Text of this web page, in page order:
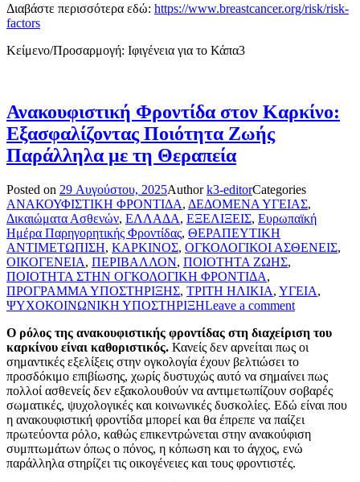
Διαβάστε περισσότερα εδώ: https://www.breastcancer.org/risk/risk-
factors
Κείμενο/Προσαρμογή: Ιφιγένεια για το Κάπα3
Ανακουφιστική Φροντίδα στον Καρκίνο:
Εξασφαλίζοντας Ποιότητα Ζωής
Παράλληλα με τη Θεραπεία
Posted on 29 Αυγούστου, 2025Authork3-editorCategories
ΑΝΑΚΟΥΦΙΣΤΙΚΗ ΦΡΟΝΤΙΔΑ, ΔΕΔΟΜΕΝΑ ΥΓΕΙΑΣ,
Δικαιώματα Ασθενών, ΕΛΛΑΔΑ, ΕΞΕΛΙΞΕΙΣ, Ευρωπαϊκή
Ημέρα Παρηγορητικής Φροντίδας, ΘΕΡΑΠΕΥΤΙΚΗ
ΑΝΤΙΜΕΤΩΠΙΣΗ, ΚΑΡΚΙΝΟΣ, ΟΓΚΟΛΟΓΙΚΟΙ ΑΣΘΕΝΕΙΣ,
ΟΙΚΟΓΕΝΕΙΑ, ΠΕΡΙΒΑΛΛΟΝ, ΠΟΙΟΤΗΤΑ ΖΩΗΣ,
ΠΟΙΟΤΗΤΑ ΣΤΗΝ ΟΓΚΟΛΟΓΙΚΗ ΦΡΟΝΤΙΔΑ,
ΠΡΟΓΡΑΜΜΑ ΥΠΟΣΤΗΡΙΞΗΣ, ΤΡΙΤΗ ΗΛΙΚΙΑ, ΥΓΕΙΑ,
ΨΥΧΟΚΟΙΝΩΝΙΚΗ ΥΠΟΣΤΗΡΙΞΗLeave a comment
Ο ρόλος της ανακουφιστικής φροντίδας στη διαχείριση του
καρκίνου είναι καθοριστικός. Κανείς δεν αρνείται πως οι
σημαντικές εξελίξεις στην ογκολογία έχουν βελτιώσει το
προσδόκιμο επιβίωσης, χωρίς δυστυχώς αυτό να σημαίνει πως
πολλοί ασθενείς δεν εξακολουθούν να αντιμετωπίζουν σοβαρές
σωματικές, ψυχολογικές και κοινωνικές δυσκολίες. Εδώ είναι που
η ανακουφιστική φροντίδα μπορεί και θα έπρεπε να παίζει
πρωτεύοντα ρόλο, καθώς επικεντρώνεται στην ανακούφιση
συμπτωμάτων όπως ο πόνος, η κόπωση και το άγχος, ενώ
παράλληλα στηρίζει τις οικογένειες και τους φροντιστές.